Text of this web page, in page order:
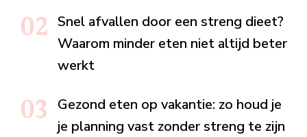
Snel afvallen door een streng dieet?
Waarom minder eten niet altijd beter
werkt
Gezond eten op vakantie: zo houd je
je planning vast zonder streng te zijn